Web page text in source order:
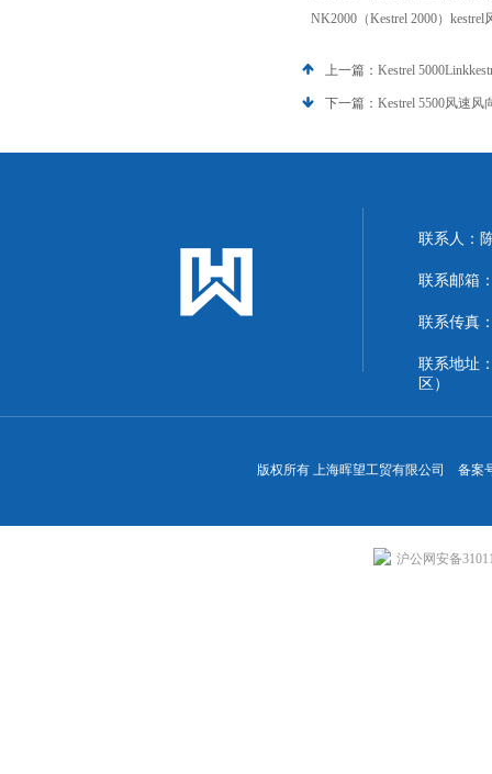
NK2000（Kestrel 2000）kestrel
上一篇： Kestrel
下一篇： Kestrel 5500风速风
联系人：
联系邮箱
联系传真
联系地址
区）
版权所有 上海晖望工贸有限公司 备案
沪公网安备